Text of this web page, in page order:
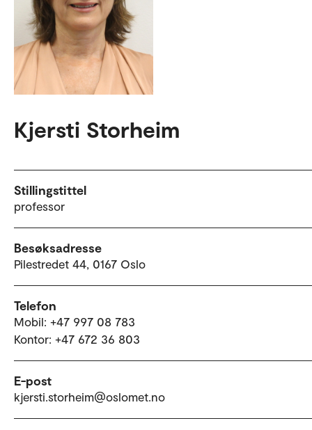
Kjersti Storheim
Stillingstittel
professor
Besøksadresse
Pilestredet 44, 0167 Oslo
Telefon
Mobil: +47 997 08 783
Kontor: +47 672 36 803
E-post
kjersti.storheim@oslomet.no